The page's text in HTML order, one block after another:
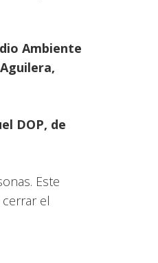
Ambiente
DOP, de
Este
el